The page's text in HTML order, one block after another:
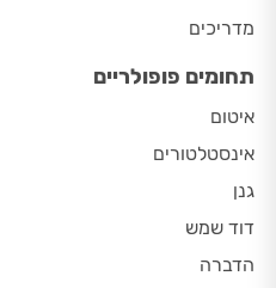
מדריכים
תחומים פופולריים
איטום
אינסטלטורים
גנן
דוד שמש
הדברה